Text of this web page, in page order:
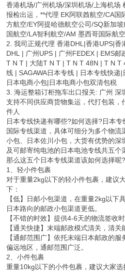
香港机场/广州机场/深圳机场/上海机场
报检出运，**代理 EK阿联酋航空/CA国
方航空/EY阿提哈德航空公司/SQ新加
国航空/LA智利航空/AM 墨西哥国际航
2. 我司正规代理 香港DHL|香港UPS|香
DHL | 广州UPS | 广州FEDEX | EMS
T N T | 大陆T N T | T N T 48N | T N T
线 | SAGAWA日本专线 | 日本专线快递
日本电商小包|日本电商小包双清包税
3. 海运整箱订柜拖车出口报关: 广州 深
支持不同供应商货物集运，代打包装，
件人
日本专线快递有哪些?如何选择?日本
国际专线渠道，具体可细分为多个物
小包、日本佐川小包，大货有优势的深
及可邮寄纯电池的日本电池专线共五个
那么这五个日本专线渠道该如何选择呢?
1、轻小件包裹
对于重量2kg以下的轻小件包裹，建议
下：
【低】日邮小包渠道，在重量2kg以下
日本路向的邮政小包渠道更低。
【不错的时效】提供4-6天的物流签收
【通关快捷】末端邮政模式清关，清关
【通邮范围广】依托末端日本邮政的
偏远地区，通邮范围广泛。
2、小件包裹
重量10kg以下的小件包裹，建议大家